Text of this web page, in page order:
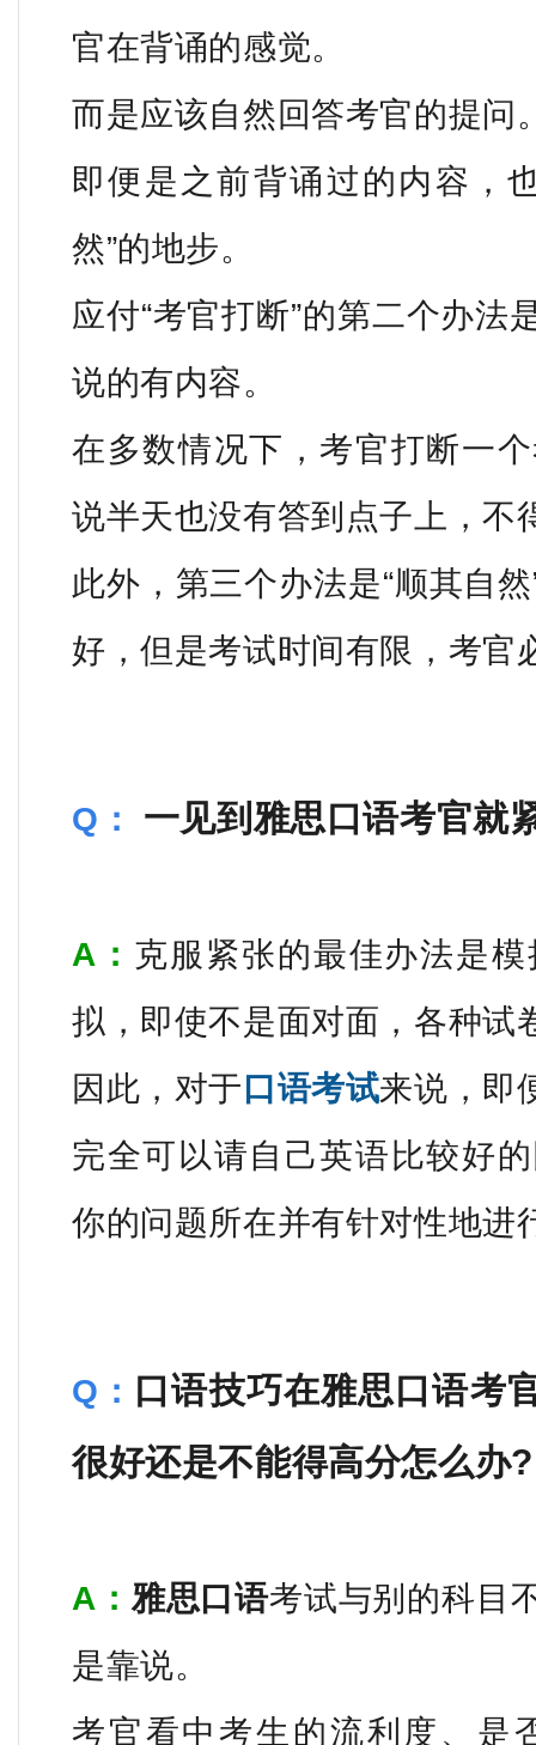
官在背诵的感觉。
而是应该自然回答考官的提问
即便是之前背诵过的内容，
然”的地步。
应付“考官打断”的第二个办
说的有内容。
在多数情况下，考官打断一
说半天也没有答到点子上，不
此外，第三个办法是“顺其自
好，但是考试时间有限，考官
Q： 一见到雅思口语考官就
A： 克服紧张的最佳办法是
拟，即使不是面对面，各种试
因此，对于口语考试来说，即
完全可以请自己英语比较好
你的问题所在并有针对性地进
Q： 口语技巧在雅思口语考
很好还是不能得高分怎么办?
A： 雅思口语考试与别的科目
是靠说。
考官看中考生的流利度、是